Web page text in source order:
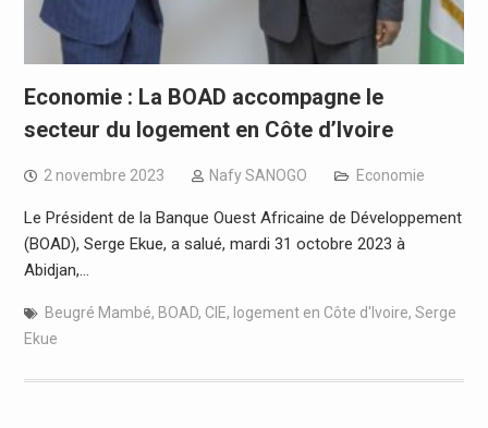
Economie : La BOAD accompagne le
secteur du logement en Côte d’Ivoire
2 novembre 2023 Nafy SANOGO Economie
Le Président de la Banque Ouest Africaine de Développement
(BOAD), Serge Ekue, a salué, mardi 31 octobre 2023 à
Abidjan,…
Beugré Mambé, BOAD, CIE, logement en Côte d'Ivoire, Serge
Ekue